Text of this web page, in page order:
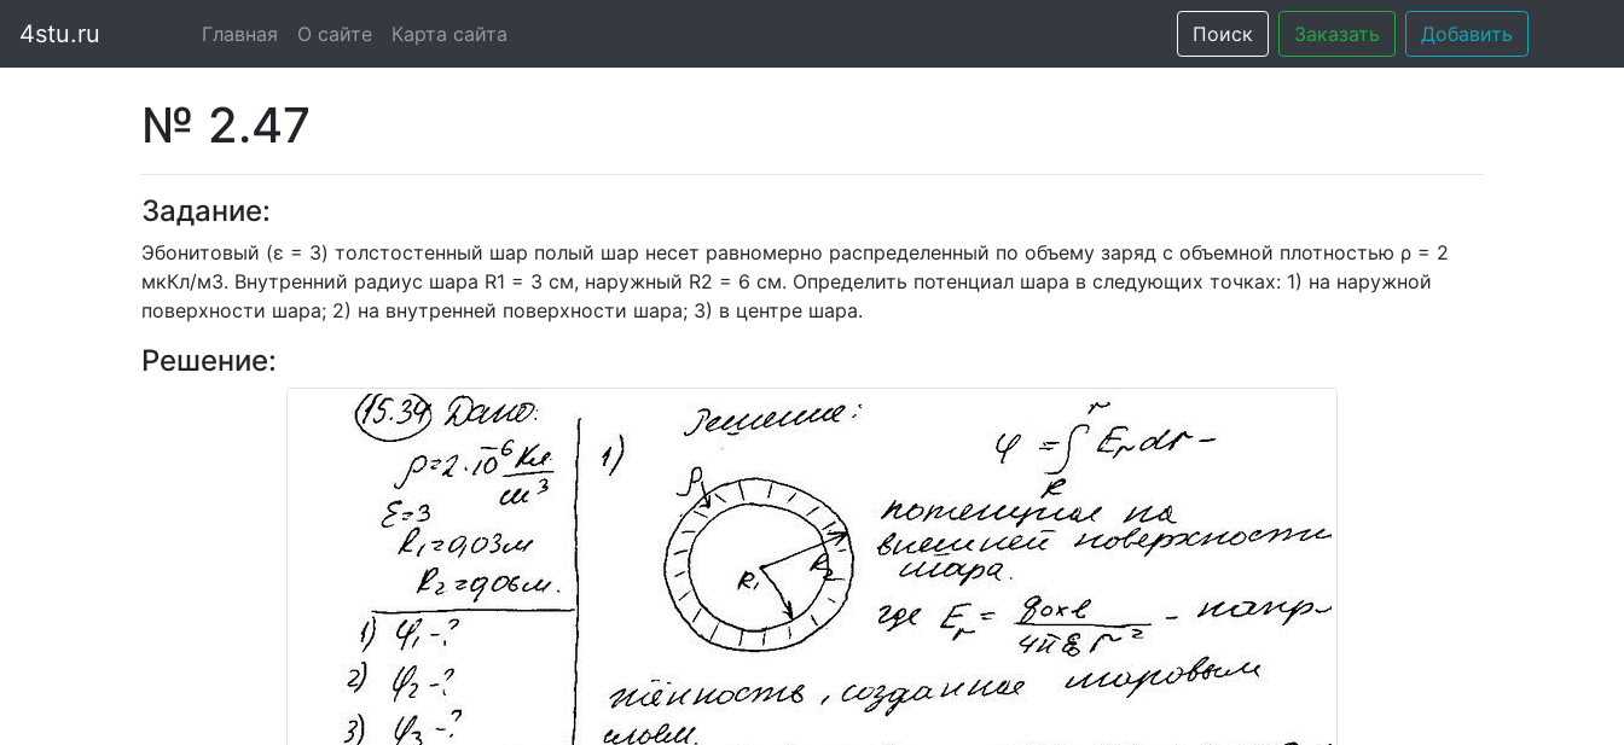
4stu.ru Главная (current)
О сайте Карта сайта Поиск Заказать Добавить
№ 2.47
Задание:
Эбонитовый (ε = 3) толстостенный шар полый шар несет равномерно распределенный по объему заряд с объемной плотностью ρ = 2
мкКл/м3. Внутренний радиус шара R1 = 3 см, наружный R2 = 6 см. Определить потенциал шара в следующих точках: 1) на наружной
поверхности шара; 2) на внутренней поверхности шара; 3) в центре шара.
Решение: